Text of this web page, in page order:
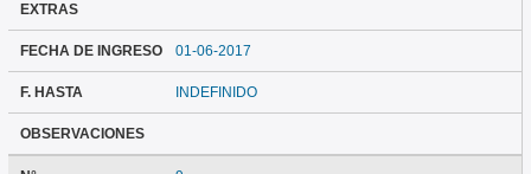
EXTRAS
FECHA DE INGRESO 01-06-2017
F. HASTA INDEFINIDO
OBSERVACIONES